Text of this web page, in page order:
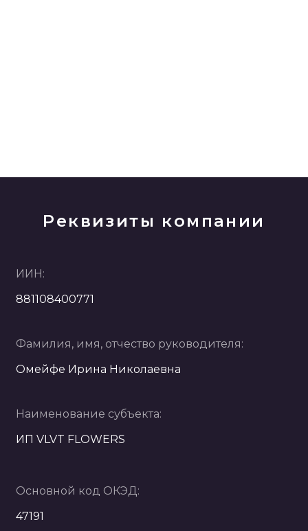
Реквизиты компании
ИИН:
881108400771
Фамилия, имя, отчество руководителя:
Омейфе Ирина Николаевна
Наименование субъекта:
ИП VLVT FLOWERS
Основной код ОКЭД:
47191